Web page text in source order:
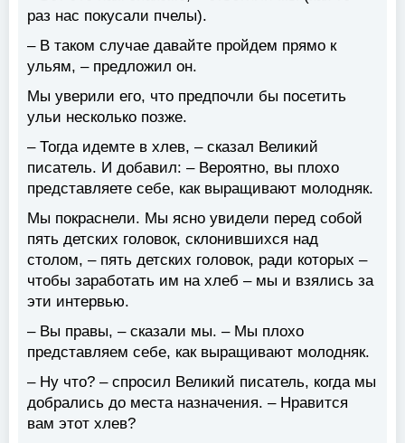
раз нас покусали пчелы).
– В таком случае давайте пройдем прямо к
ульям, – предложил он.
Мы уверили его, что предпочли бы посетить
ульи несколько позже.
– Тогда идемте в хлев, – сказал Великий
писатель. И добавил: – Вероятно, вы плохо
представляете себе, как выращивают молодняк.
Мы покраснели. Мы ясно увидели перед собой
пять детских головок, склонившихся над
столом, – пять детских головок, ради которых –
чтобы заработать им на хлеб – мы и взялись за
эти интервью.
– Вы правы, – сказали мы. – Мы плохо
представляем себе, как выращивают молодняк.
– Ну что? – спросил Великий писатель, когда мы
добрались до места назначения. – Нравится
вам этот хлев?